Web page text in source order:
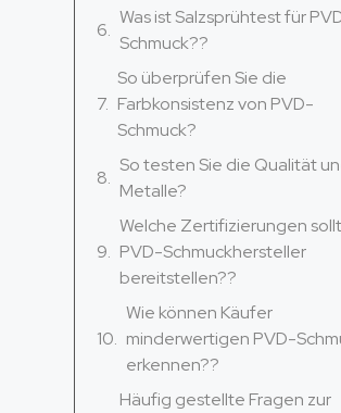
Was ist Salzsprühtest für
Schmuck??
So überprüfen Sie die
Farbkonsistenz von PVD-
Schmuck?
So testen Sie die Qualität
Metalle?
Welche Zertifizierungen
PVD-Schmuckhersteller
bereitstellen??
Wie können Käufer
minderwertigen PVD-
erkennen??
Häufig gestellte Fragen zur